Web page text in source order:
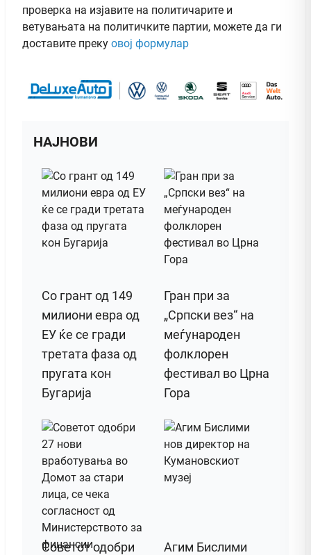
проверка на изјавите на политичарите и
ветувањата на политичките партии, можете да ги
доставите преку овој формулар
НАЈНОВИ
Со грант од 149
милиони евра од
ЕУ ќе се гради
третата фаза од
пругата кон
Бугарија
Гран при за
„Српски вез“ на
меѓународен
фолклорен
фестивал во Црна
Гора
Советот одобри
Агим Бислими